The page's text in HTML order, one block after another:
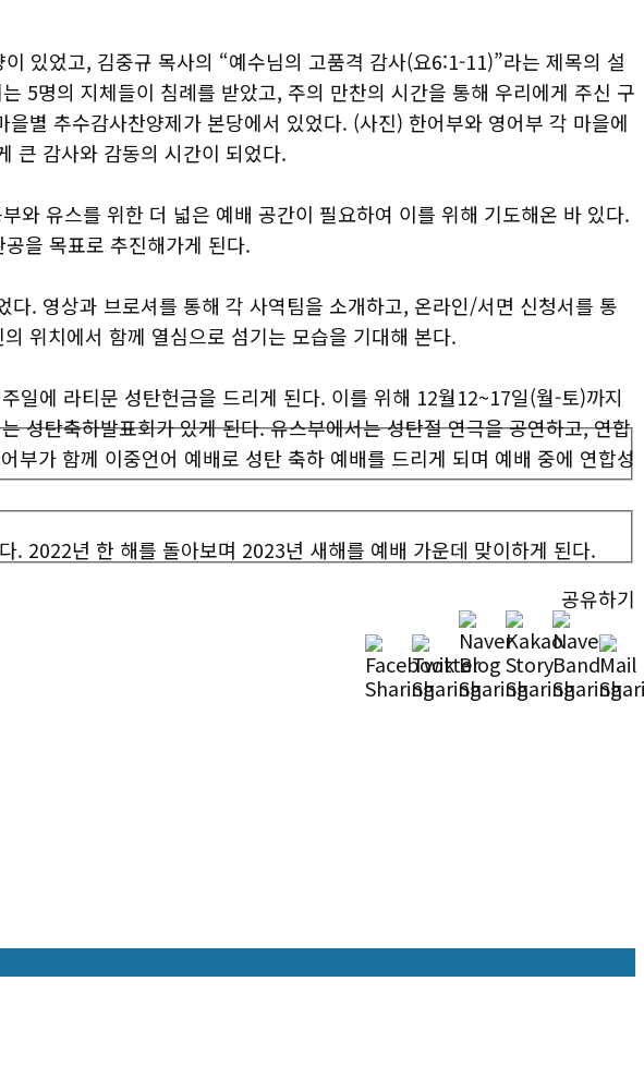
있었고, 김중규 목사의 “예수님의 고품격 감사(요6:1-11)”라는 제목의 설
5명의 지체들이 침례를 받았고, 주의 만찬의 시간을 통해 우리에게 주신 구
별 추수감사찬양제가 본당에서 있었다. (사진) 한어부와 영어부 각 마을에
큰 감사와 감동의 시간이 되었다.
와 유스를 위한 더 넓은 예배 공간이 필요하여 이를 위해 기도해온 바 있다.
을 목표로 추진해가게 된다.
. 영상과 브로셔를 통해 각 사역팀을 소개하고, 온라인/서면 신청서를 통
위치에서 함께 열심으로 섬기는 모습을 기대해 본다.
에 라티문 성탄헌금을 드리게 된다. 이를 위해 12월12~17일(월-토)까지
성탄축하발표회가 있게 된다. 유스부에서는 성탄절 연극을 공연하고, 연합
가 함께 이중언어 예배로 성탄 축하 예배를 드리게 되며 예배 중에 연합성
. 2022년 한 해를 돌아보며 2023년 새해를 예배 가운데 맞이하게 된다.
공유하기